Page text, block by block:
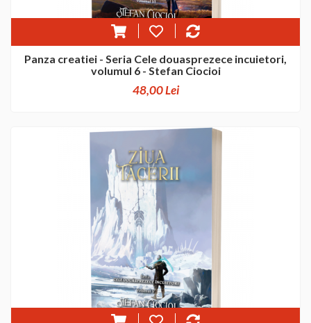
Panza creatiei - Seria Cele douasprezece incuietori,
volumul 6 - Stefan Ciocioi
48,00 Lei